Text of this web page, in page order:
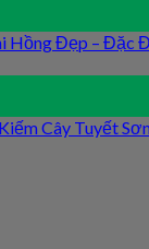
Hồng Đẹp – Đặc
Cây Tuyết